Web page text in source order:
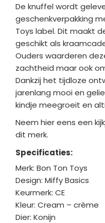
De knuffel wordt
geschenkverpakking
Toys label. Dit maakt
geschikt als
Ouders waarderen
zachtheid maar ook
Dankzij het tijdloze
jarenlang mooi en
kindje meegroeit en
Neem hier eens een
dit merk.
Specificaties:
Merk: Bon Ton Toys
Design: Miffy Basics
Keurmerk: CE
Kleur: Cream – crème
Dier: Konijn